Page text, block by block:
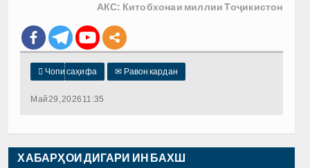
АКС: Китобхонаи миллии Тоҷикистон
 Чопи саҳифа ✉ Равон кардан
Май 29, 2026 11:35
ХАБАРҲОИ ДИГАРИ ИН БАХШ